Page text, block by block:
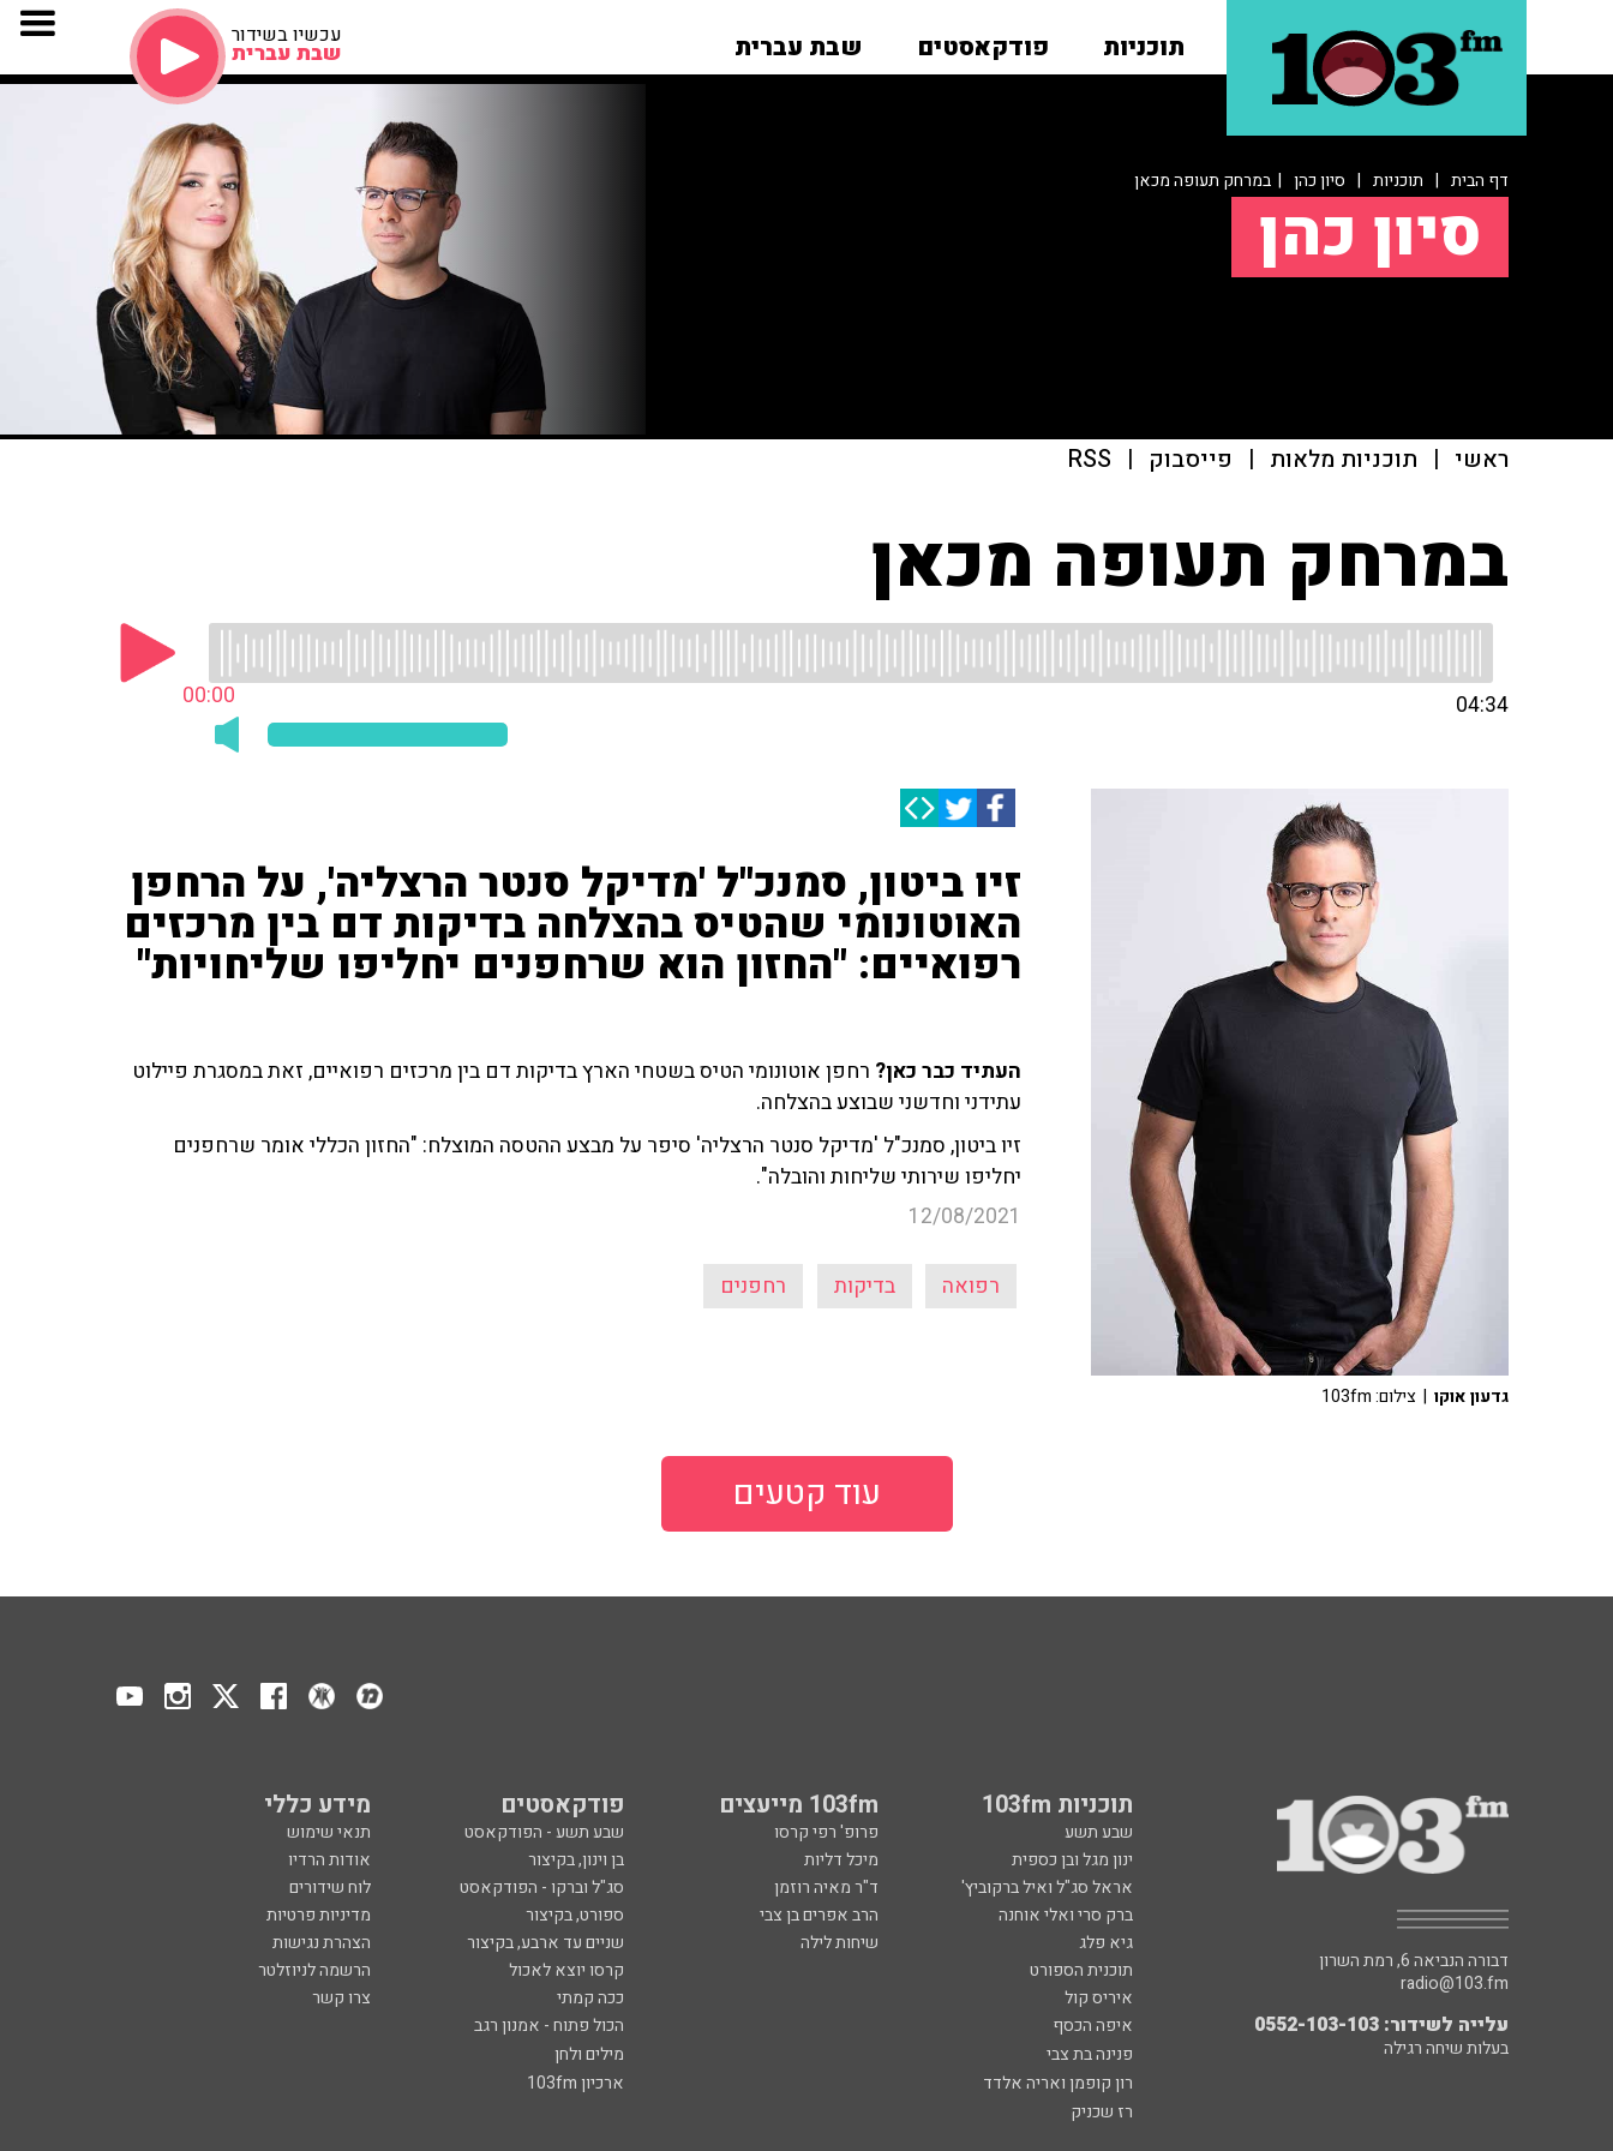
תוכניות פודקאסטים שבת עברית עכשיו בשידור
שבת עברית
דף הבית | תוכניות | סיון כהן | במרחק תעופה מכאן
סיון כהן
ראשי | תוכניות מלאות | פייסבוק |
RSS
במרחק תעופה מכאן
00:00 04:34
זיו ביטון, סמנכ"ל 'מדיקל סנטר הרצליה', על הרחפן
האוטונומי שהטיס בהצלחה בדיקות דם בין מרכזים
רפואיים: "החזון הוא שרחפנים יחליפו שליחויות"
העתיד כבר כאן? רחפן אוטונומי הטיס בשטחי הארץ בדיקות דם בין מרכזים רפואיים, זאת במסגרת פיילוט
עתידני וחדשני שבוצע בהצלחה.
זיו ביטון, סמנכ"ל 'מדיקל סנטר הרצליה' סיפר על מבצע ההטסה המוצלח: "החזון הכללי אומר שרחפנים
יחליפו שירותי שליחות והובלה".
12/08/2021
רפואה בדיקות רחפנים
גדעון אוקו | צילום: 103fm
עוד קטעים
תוכניות 103fm 103fm מייעצים פודקאסטים מידע כללי
שבע תשע פרופ' רפי קרסו שבע תשע - הפודקאסט
תנאי שימוש
ינון מגל ובן כספית
מיכל דליות בן וינון, בקיצור
אודות הרדיו
אראל סג"ל ואיל ברקוביץ'
ד"ר מאיה רוזמן סג"ל וברקו - הפודקאסט
לוח שידורים
ברק סרי ואלי אוחנה
הרב אפרים בן צבי ספורט, בקיצור
מדיניות פרטיות
גיא פלג
שיחות לילה שניים עד ארבע, בקיצור
הצהרת נגישות
תוכנית הספורט
קרסו יוצא לאכול
הרשמה לניוזלטר
איריס קול
ככה קמתי
צרו קשר
איפה הכסף
הכול פתוח - אמנון רגב
פנינה בת צבי
מילים ולחן
רון קופמן ואריה אלדד
ארכיון 103fm
רז שכניק
דבורה הנביאה 6, רמת השרון
radio@103.fm
עלייה לשידור: 0552-103-103
בעלות שיחה רגילה